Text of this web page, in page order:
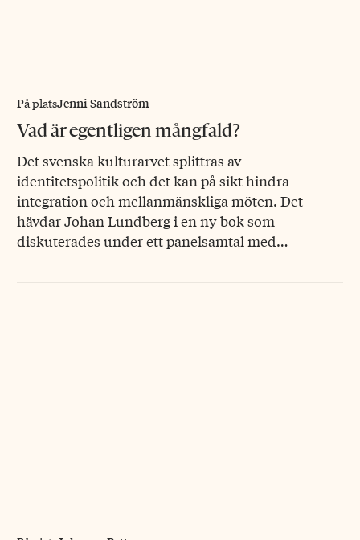
På platsJenni Sandström
Vad är egentligen mångfald?
Det svenska kulturarvet splittras av
identitetspolitik och det kan på sikt hindra
integration och mellanmänskliga möten. Det
hävdar Johan Lundberg i en ny bok som
diskuterades under ett panelsamtal med…